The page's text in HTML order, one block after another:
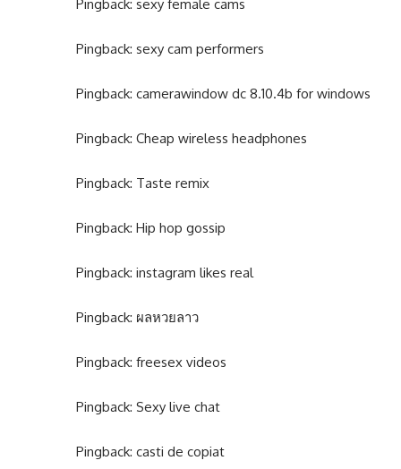
Pingback: sexy female cams
Pingback: sexy cam performers
Pingback: camerawindow dc 8.10.4b for windows
Pingback: Cheap wireless headphones
Pingback: Taste remix
Pingback: Hip hop gossip
Pingback: instagram likes real
Pingback: ผลหวยลาว
Pingback: freesex videos
Pingback: Sexy live chat
Pingback: casti de copiat